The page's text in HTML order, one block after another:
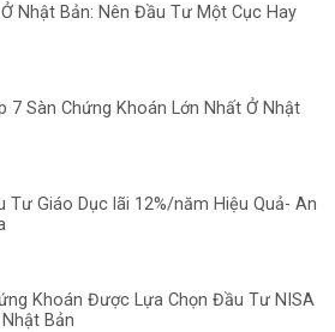
Nhật Bản: Nên Đầu Tư Một Cục Hay
7 Sàn Chứng Khoán Lớn Nhất Ở Nhật
Tư Giáo Dục lãi 12%/năm Hiệu Quả- An
Khoán Được Lựa Chọn Đầu Tư NISA
Bản